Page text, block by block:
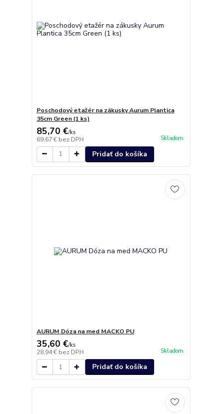
Poschodový etažér na zákusky Aurum Plantica
35cm Green (1 ks)
85,70 €/ks
69,67 € bez DPH Skladom
Pridať do košíka
AURUM Dóza na med MACKO PU
35,60 €/ks
28,94 € bez DPH Skladom
Pridať do košíka